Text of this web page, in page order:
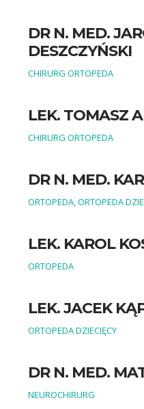
DR N. MED.
DESZCZYŃSKI
CHIRURG ORTOPEDA
LEK. TOMASZ
CHIRURG ORTOPEDA
DR N. MED.
ORTOPEDA, ORTOPEDA
LEK. KAROL
ORTOPEDA
LEK. JACEK
ORTOPEDA DZIECIĘCY
DR N. MED.
NEUROCHIRURG